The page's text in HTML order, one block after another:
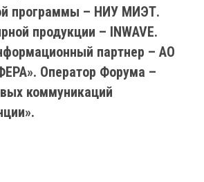
программы – НИУ МИЭТ.
продукции – INWAVE.
партнер – АО
Оператор Форума –
коммуникаций